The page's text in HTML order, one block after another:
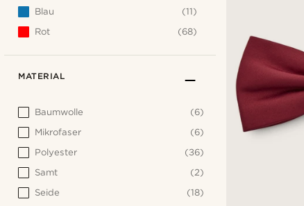
Blau
(11)
Rot
(68)
MATERIAL
Baumwolle
(6)
Mikrofaser
(6)
Polyester
(36)
Samt
(2)
Seide
(18)